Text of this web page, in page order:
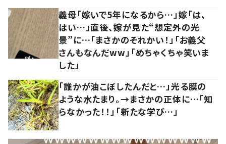
義母「嫁いで5年になるから…」嫁「は、
はい…」直後、嫁が見た“想定外の光
景”に…「まさかのそれかい！」「お義父
さんもなんだww」「めちゃくちゃ笑いま
した」
「誰かが油こぼしたんだと…」光る膜の
ような水たまり。→まさかの正体に…「知
らなかった！！」「新たな学び…」